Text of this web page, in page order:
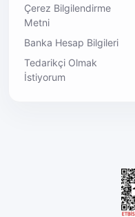
Çerez Bilgilendirme
Metni
Banka Hesap Bilgileri
Tedarikçi Olmak
İstiyorum